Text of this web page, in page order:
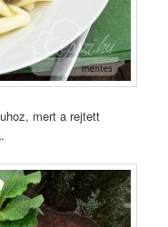
mert a rejtett